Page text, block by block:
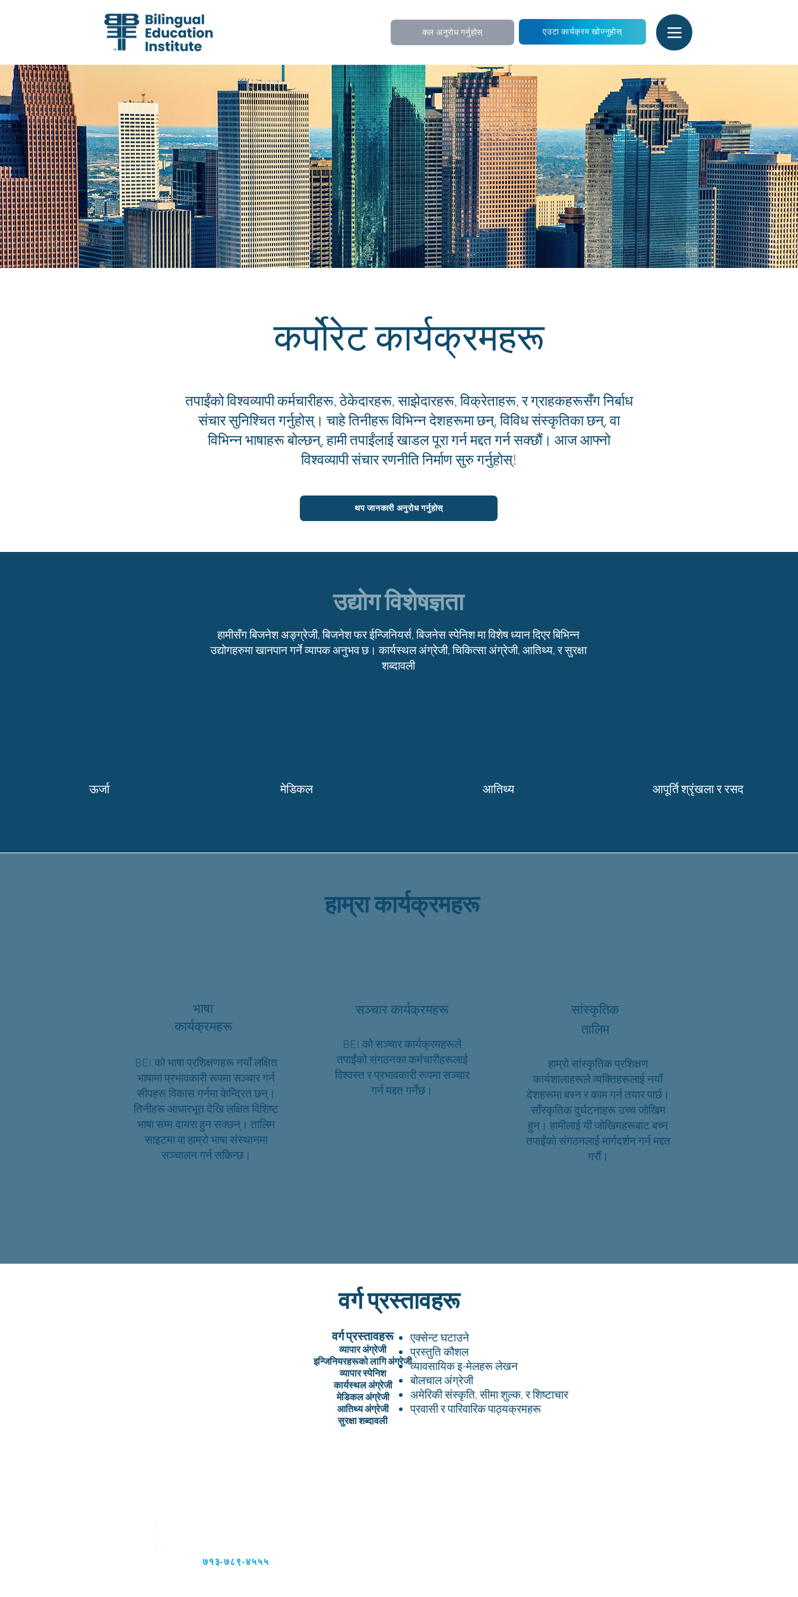
कल अनुरोध गर्नुहोस् एउटा कार्यक्रम खोज्नुहोस्
कर्पोरेट कार्यक्रमहरू
तपाईंको विश्वव्यापी कर्मचारीहरू, ठेकेदारहरू, साझेदारहरू, विक्रेताहरू, र ग्राहकहरूसँग निर्बाध
संचार सुनिश्चित गर्नुहोस्। चाहे तिनीहरू विभिन्न देशहरूमा छन्, विविध संस्कृतिका छन्, वा
विभिन्न भाषाहरू बोल्छन्, हामी तपाईंलाई खाडल पूरा गर्न मद्दत गर्न सक्छौं। आज आफ्नो
विश्वव्यापी संचार रणनीति निर्माण सुरु गर्नुहोस्!
थप जानकारी अनुरोध गर्नुहोस्
उद्योग विशेषज्ञता
हामीसँग बिजनेश अङ्ग्रेजी, बिजनेश फर ईन्जिनियर्स, बिजनेस स्पेनिश मा विशेष ध्यान दिएर बिभिन्न
उद्योगहरुमा खानपान गर्ने व्यापक अनुभव छ। कार्यस्थल अंग्रेजी, चिकित्सा अंग्रेजी, आतिथ्य, र सुरक्षा
शब्दावली
ऊर्जा आतिथ्य आपूर्ति श्रृंखला र रसद
मेडिकल
हाम्रा कार्यक्रमहरू
भाषा
कार्यक्रमहरू
BEI को भाषा प्रशिक्षणहरू नयाँ लक्षित
भाषामा प्रभावकारी रूपमा सञ्चार गर्न
सीपहरू विकास गर्नमा केन्द्रित छन्।
तिनीहरू आधारभूत देखि लक्षित विशिष्ट
भाषा सम्म दायरा हुन सक्छन्। तालिम
साइटमा वा हाम्रो भाषा संस्थानमा
सञ्चालन गर्न सकिन्छ।
सञ्चार कार्यक्रमहरू
BEI को सञ्चार कार्यक्रमहरूले
तपाईंको संगठनका कर्मचारीहरूलाई
विश्वस्त र प्रभावकारी रूपमा सञ्चार
गर्न मद्दत गर्नेछ।
सांस्कृतिक
तालिम
हाम्रो सांस्कृतिक प्रशिक्षण
कार्यशालाहरूले व्यक्तिहरूलाई नयाँ
देशहरूमा बस्न र काम गर्न तयार पार्छ।
साँस्कृतिक दुर्घटनाहरू उच्च जोखिम
हुन्। हामीलाई यी जोखिमहरूबाट बच्न
तपाईंको संगठनलाई मार्गदर्शन गर्न मद्दत
गरौं।
वर्ग प्रस्तावहरू
वर्ग प्रस्तावहरू
व्यापार अंग्रेजी
इन्जिनियरहरूको लागि अंग्रेजी
व्यापार स्पेनिश
कार्यस्थल अंग्रेजी
मेडिकल अंग्रेजी
आतिथ्य अंग्रेजी
सुरक्षा शब्दावली
एक्सेन्ट घटाउने
प्रस्तुति कौशल
व्यावसायिक इ-मेलहरू लेखन
बोलचाल अंग्रेजी
अमेरिकी संस्कृति, सीमा शुल्क, र शिष्टाचार
प्रवासी र पारिवारिक पाठ्यक्रमहरू
७१३-७८९-४५५५